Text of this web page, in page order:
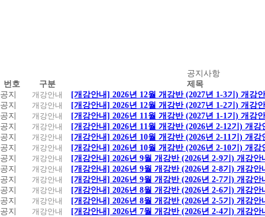
지
사
항
공지사항
번호
구분
제목
공지
개강안내
[개강안내] 2026년 12월 개강반 (2027년 1-3기) 개강
공지
개강안내
[개강안내] 2026년 12월 개강반 (2027년 1-2기) 개강
공지
개강안내
[개강안내] 2026년 11월 개강반 (2027년 1-1기) 개강
공지
개강안내
[개강안내] 2026년 11월 개강반 (2026년 2-12기) 개강
공지
개강안내
[개강안내] 2026년 10월 개강반 (2026년 2-11기) 개강
공지
개강안내
[개강안내] 2026년 10월 개강반 (2026년 2-10기) 개강
공지
개강안내
[개강안내] 2026년 9월 개강반 (2026년 2-9기) 개강안
공지
개강안내
[개강안내] 2026년 9월 개강반 (2026년 2-8기) 개강안
공지
개강안내
[개강안내] 2026년 9월 개강반 (2026년 2-7기) 개강안
공지
개강안내
[개강안내] 2026년 8월 개강반 (2026년 2-6기) 개강안
공지
개강안내
[개강안내] 2026년 8월 개강반 (2026년 2-5기) 개강안
공지
개강안내
[개강안내] 2026년 7월 개강반 (2026년 2-4기) 개강안